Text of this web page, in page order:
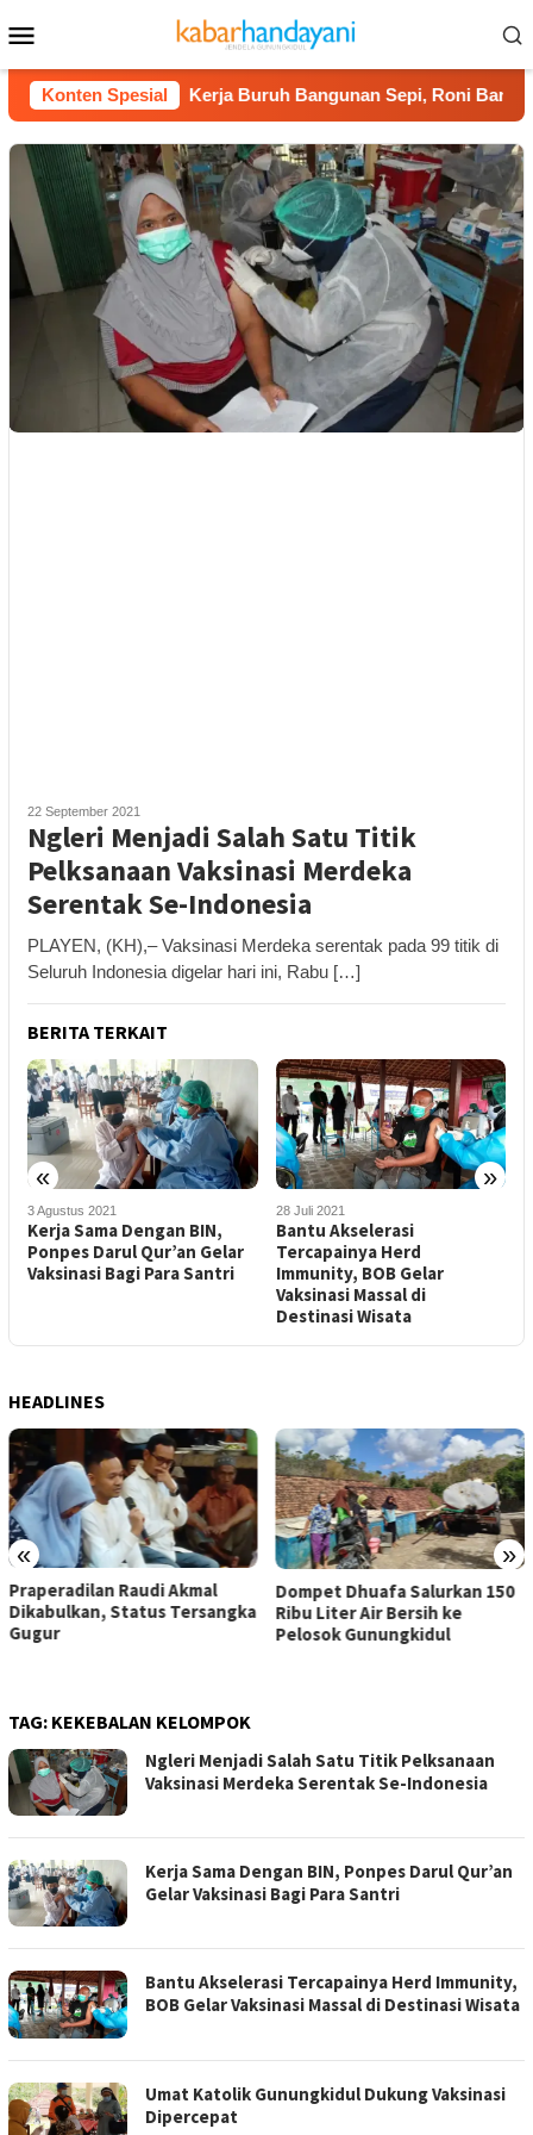
ke
kontenMobile
Konten Spesial
2026 Kerja Buruh Bangunan Sepi, Roni Banting Stir
22 September 2021
Ngleri Menjadi Salah Satu Titik
Pelksanaan Vaksinasi Merdeka
Serentak Se-Indonesia
PLAYEN, (KH),– Vaksinasi Merdeka serentak pada 99 titik di
Seluruh Indonesia digelar hari ini, Rabu […]
BERITA TERKAIT
« »
3 Agustus 2021
Kerja Sama Dengan BIN,
Ponpes Darul Qur’an Gelar
Vaksinasi Bagi Para Santri
28 Juli 2021
Bantu Akselerasi
Tercapainya Herd
Immunity, BOB Gelar
Vaksinasi Massal di
Destinasi Wisata
HEADLINES
« »
Praperadilan Raudi Akmal
Dikabulkan, Status Tersangka
Gugur
Dompet Dhuafa Salurkan 150
Ribu Liter Air Bersih ke
Pelosok Gunungkidul
TAG: KEKEBALAN KELOMPOK
Ngleri Menjadi Salah Satu Titik Pelksanaan
Vaksinasi Merdeka Serentak Se-Indonesia
Kerja Sama Dengan BIN, Ponpes Darul Qur’an
Gelar Vaksinasi Bagi Para Santri
Bantu Akselerasi Tercapainya Herd Immunity,
BOB Gelar Vaksinasi Massal di Destinasi Wisata
Umat Katolik Gunungkidul Dukung Vaksinasi
Dipercepat